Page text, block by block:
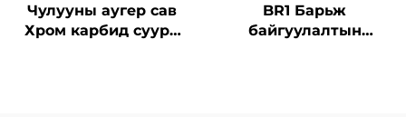
Чулууны аугер сав
Хром карбид суурь
BR1 Барьж
байгуулалтын